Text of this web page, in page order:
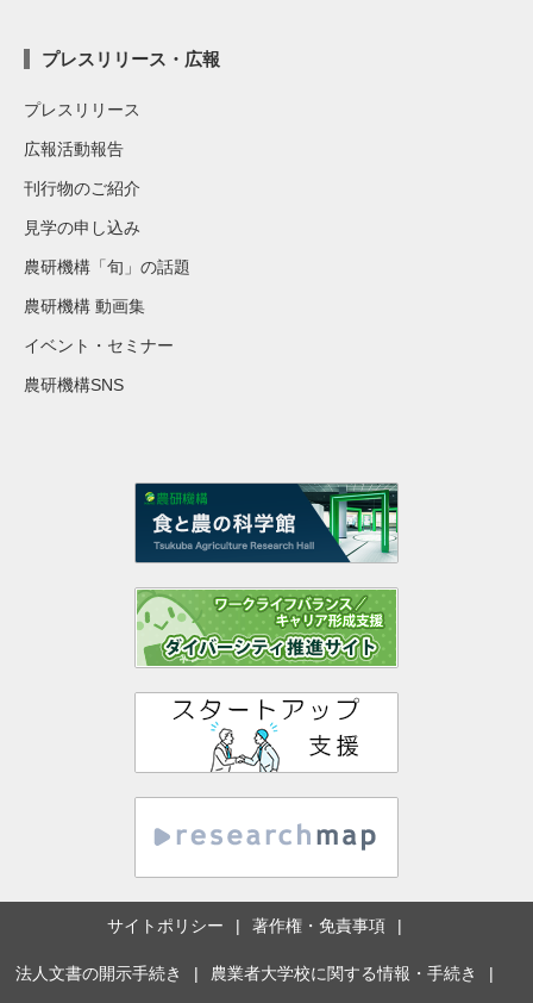
プレスリリース・広報
プレスリリース
広報活動報告
刊行物のご紹介
見学の申し込み
農研機構「旬」の話題
農研機構 動画集
イベント・セミナー
農研機構SNS
サイトポリシー 著作権・免責事項
法人文書の開示手続き 農業者大学校に関する情報・手続き